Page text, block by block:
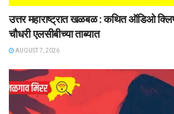
उत्तर महाराष्ट्रात खळबळ : कथित ऑडिओ
चौधरी एलसीबीच्या ताब्यात
AUGUST 7, 2026